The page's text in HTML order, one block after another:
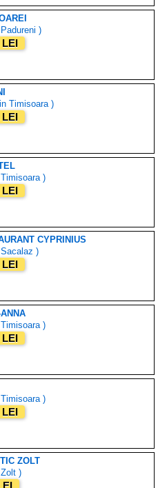
)
LEI
Timisoara )
LEI
)
LEI
CYPRINIUS
)
LEI
)
LEI
)
LEI
ZOLT
)